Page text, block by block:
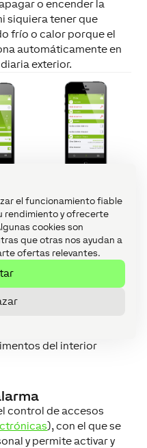
el funcionamiento fiable
rendimiento y ofrecerte
cookies son
que otras nos ayudan a
ofertas relevantes.
o encender la
siquiera tener que
frío o calor porque el
automáticamente en
exterior.
pueden ser
los camareros desde la
pedidos y siempre se
no se detecte
frío envía un correo
un incremento de
más de 30
solucionar cualquier
del interior
control de accesos
), con el que se
y permite activar y